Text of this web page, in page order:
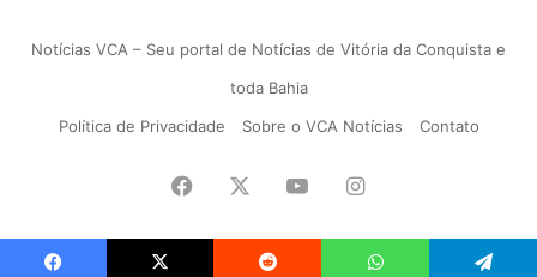
Notícias VCA – Seu portal de Notícias de Vitória da Conquista e
toda Bahia
Política de Privacidade
Sobre o VCA Notícias Contato
Facebook YouTubeInstagram